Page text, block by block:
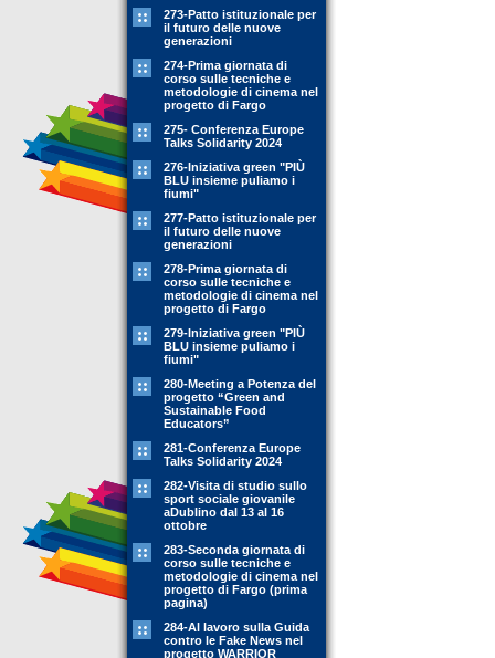
273-Patto istituzionale per
il futuro delle nuove
generazioni
274-Prima giornata di
corso sulle tecniche e
metodologie di cinema nel
progetto di Fargo
275- Conferenza Europe
Talks Solidarity 2024
276-Iniziativa green "PIÙ
BLU insieme puliamo i
fiumi"
277-Patto istituzionale per
il futuro delle nuove
generazioni
278-Prima giornata di
corso sulle tecniche e
metodologie di cinema nel
progetto di Fargo
279-Iniziativa green "PIÙ
BLU insieme puliamo i
fiumi"
280-Meeting a Potenza del
progetto “Green and
Sustainable Food
Educators”
281-Conferenza Europe
Talks Solidarity 2024
282-Visita di studio sullo
sport sociale giovanile
aDublino dal 13 al 16
ottobre
283-Seconda giornata di
corso sulle tecniche e
metodologie di cinema nel
progetto di Fargo (prima
pagina)
284-Al lavoro sulla Guida
contro le Fake News nel
progetto WARRIOR